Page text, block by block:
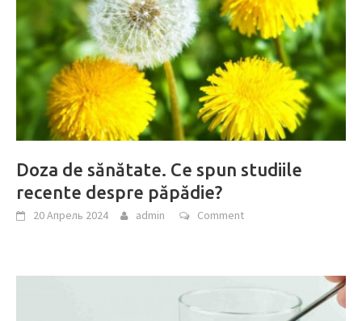
Doza de sănătate. Ce spun studiile
recente despre păpădie?
20 Апрель 2024 admin Comment